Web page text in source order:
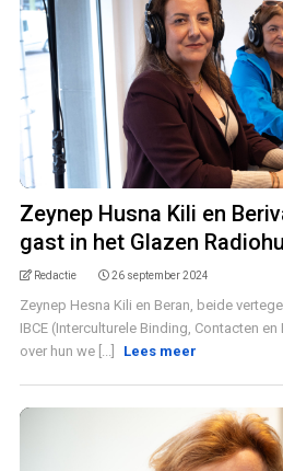
Zeynep Husna Kili en
gast in het Glazen
Redactie 26 september 2024
Zeynep Hesna Kili en Beran, beide
IBCE (Interculturele Binding, Contacten
over hun we [...]
Lees meer